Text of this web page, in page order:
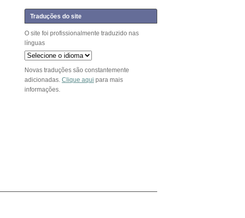
Traduções do site
O site foi profissionalmente traduzido nas
línguas
Novas traduções são constantemente
adicionadas. Clique aqui para mais
informações.